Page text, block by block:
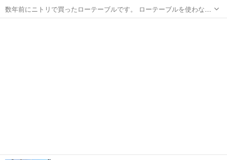
数年前にニトリで買ったローテーブルです。 ローテーブルを使わなく
なったので販売させていただきます。 見た限り目立つ傷は見当たらず